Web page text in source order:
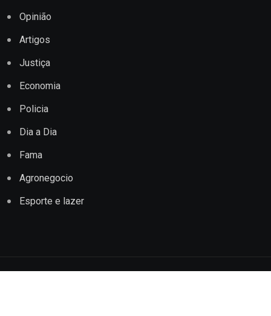
Opinião
Artigos
Justiça
Economia
Policia
Dia a Dia
Fama
Agronegocio
Esporte e lazer